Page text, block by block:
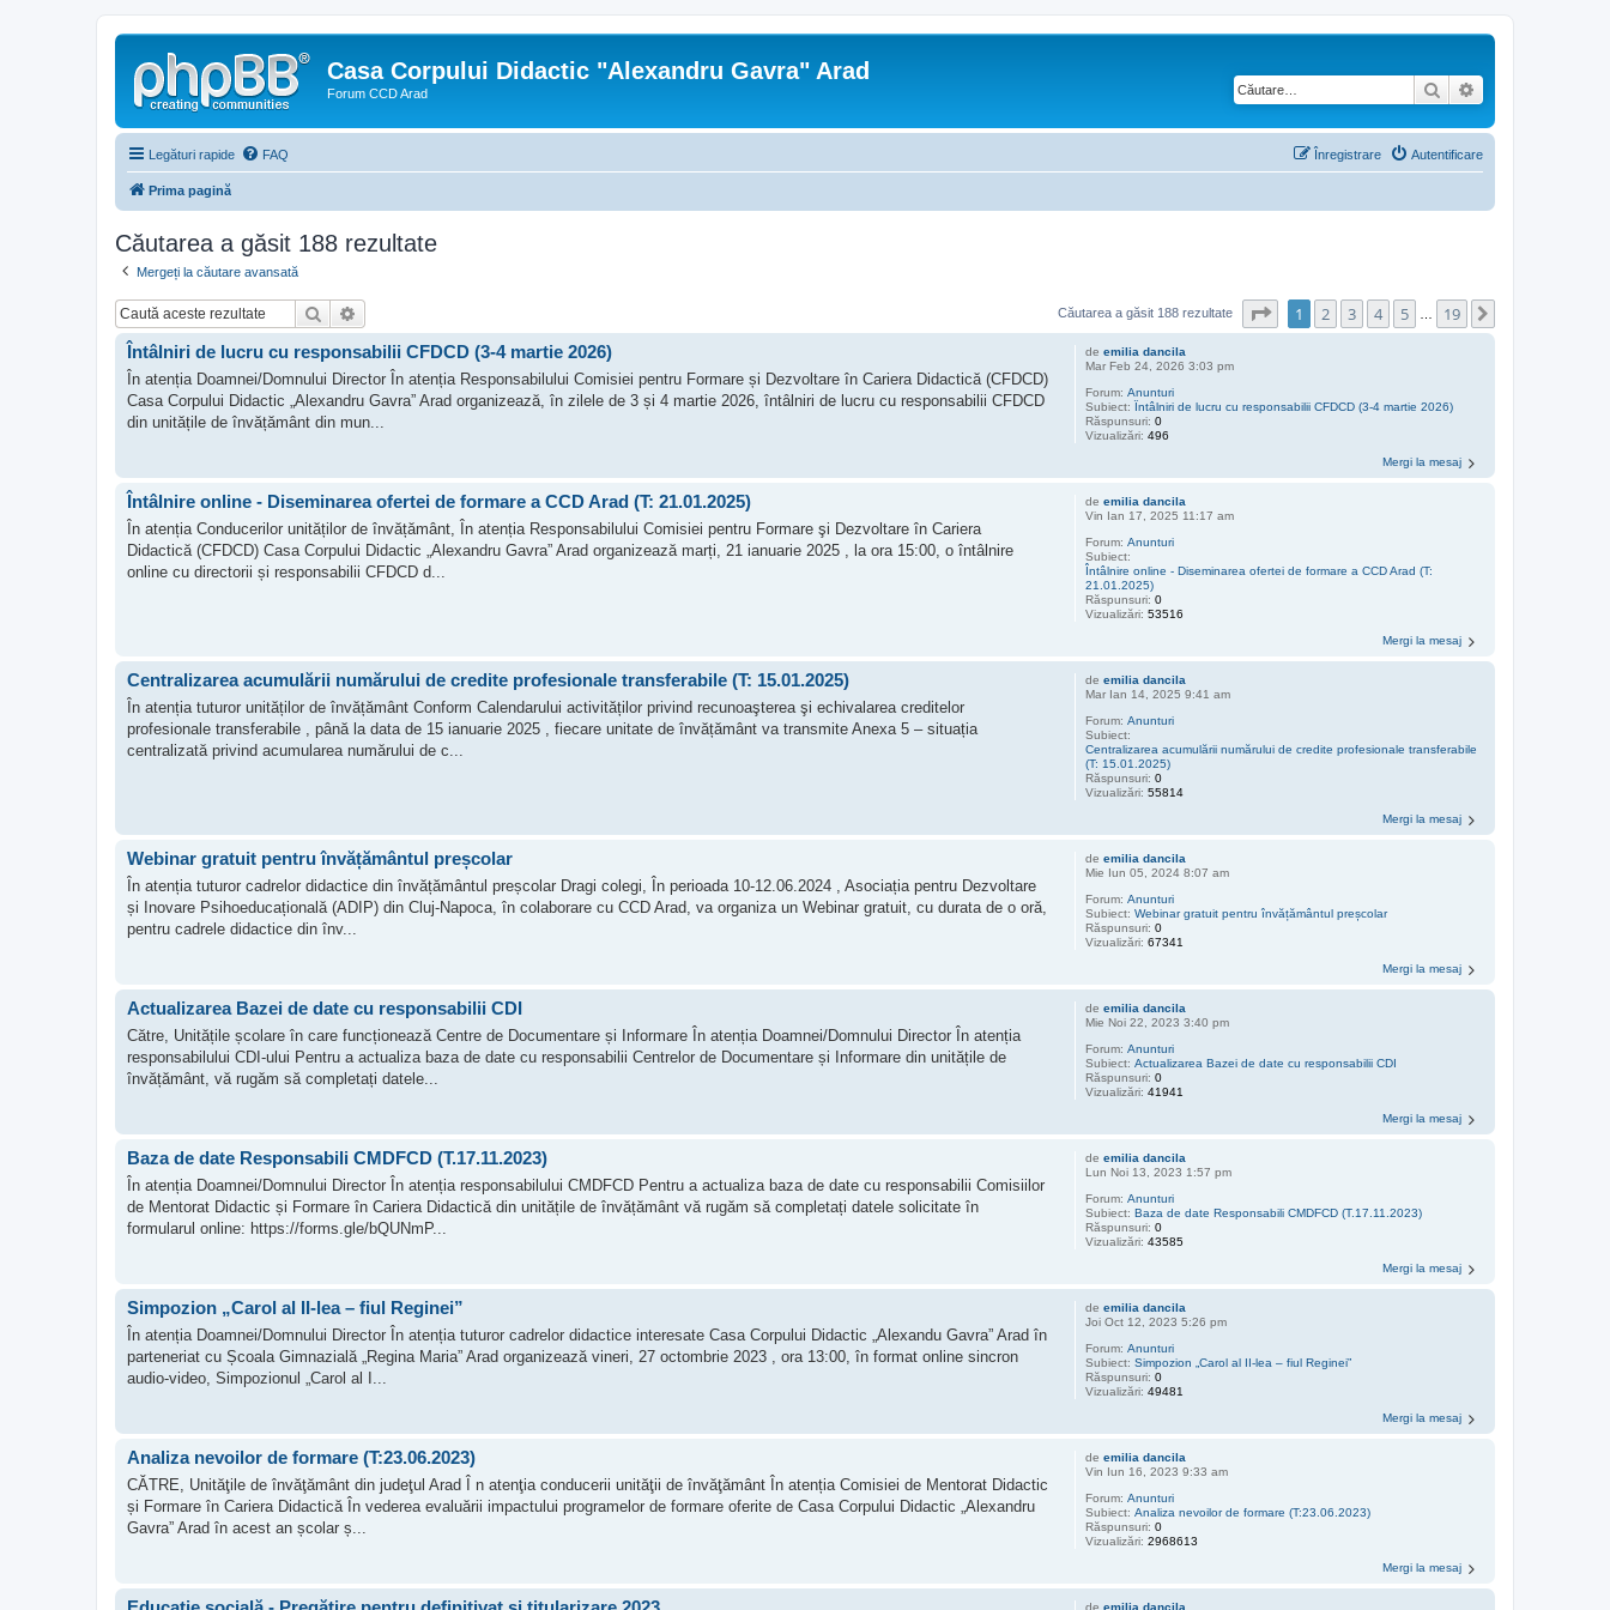
Casa Corpului Didactic "Alexandru Gavra" Arad
Forum CCD Arad Căutare
Legături rapide FAQ Autentificare
Înregistrare
Prima pagină
Căutarea a găsit 188 rezultate
Mergeți la căutare avansată
Căutare Căutarea a găsit 188 rezultate Pagina1 din 19
1 2 3 4 5 19
deemilia dancila
Mar Feb 24, 2026 3:03 pm
Forum:Anunturi
Subiect: Întâlniri de lucru cu responsabilii CFDCD (3-4 martie 2026)
Răspunsuri:0
Vizualizări:496
Întâlniri de lucru cu responsabilii CFDCD (3-4 martie 2026)
În atenția Doamnei/Domnului Director În atenția Responsabilului Comisiei pentru Formare și Dezvoltare în Cariera Didactică (CFDCD)
Casa Corpului Didactic „Alexandru Gavra” Arad organizează, în zilele de 3 și 4 martie 2026, întâlniri de lucru cu responsabilii CFDCD
din unitățile de învățământ din mun...
Mergi la mesaj
deemilia dancila
Vin Ian 17, 2025 11:17 am
Forum:Anunturi
Subiect:
Întâlnire online - Diseminarea ofertei de formare a CCD Arad (T:
21.01.2025)
Răspunsuri:0
Vizualizări:53516
Întâlnire online - Diseminarea ofertei de formare a CCD Arad (T: 21.01.2025)
În atenția Conducerilor unităților de învățământ, În atenția Responsabilului Comisiei pentru Formare şi Dezvoltare în Cariera
Didactică (CFDCD) Casa Corpului Didactic „Alexandru Gavra” Arad organizează marți, 21 ianuarie 2025 , la ora 15:00, o întâlnire
online cu directorii și responsabilii CFDCD d...
Mergi la mesaj
deemilia dancila
Mar Ian 14, 2025 9:41 am
Forum:Anunturi
Subiect:
Centralizarea acumulării numărului de credite profesionale transferabile
(T: 15.01.2025)
Răspunsuri:0
Vizualizări:55814
Centralizarea acumulării numărului de credite profesionale transferabile (T: 15.01.2025)
În atenția tuturor unităților de învățământ Conform Calendarului activităților privind recunoaşterea şi echivalarea creditelor
profesionale transferabile , până la data de 15 ianuarie 2025 , fiecare unitate de învățământ va transmite Anexa 5 – situația
centralizată privind acumularea numărului de c...
Mergi la mesaj
deemilia dancila
Mie Iun 05, 2024 8:07 am
Forum:Anunturi
Subiect:Webinar gratuit pentru învățământul preșcolar
Răspunsuri:0
Vizualizări:67341
Webinar gratuit pentru învățământul preșcolar
În atenția tuturor cadrelor didactice din învățământul preșcolar Dragi colegi, În perioada 10-12.06.2024 , Asociația pentru Dezvoltare
și Inovare Psihoeducațională (ADIP) din Cluj-Napoca, în colaborare cu CCD Arad, va organiza un Webinar gratuit, cu durata de o oră,
pentru cadrele didactice din înv...
Mergi la mesaj
deemilia dancila
Mie Noi 22, 2023 3:40 pm
Forum:Anunturi
Subiect:Actualizarea Bazei de date cu responsabilii CDI
Răspunsuri:0
Vizualizări:41941
Actualizarea Bazei de date cu responsabilii CDI
Către, Unitățile școlare în care funcționează Centre de Documentare și Informare În atenția Doamnei/Domnului Director În atenția
responsabilului CDI-ului Pentru a actualiza baza de date cu responsabilii Centrelor de Documentare și Informare din unitățile de
învățământ, vă rugăm să completați datele...
Mergi la mesaj
deemilia dancila
Lun Noi 13, 2023 1:57 pm
Forum:Anunturi
Subiect:Baza de date Responsabili CMDFCD (T.17.11.2023)
Răspunsuri:0
Vizualizări:43585
Baza de date Responsabili CMDFCD (T.17.11.2023)
În atenția Doamnei/Domnului Director În atenția responsabilului CMDFCD Pentru a actualiza baza de date cu responsabilii Comisiilor
de Mentorat Didactic și Formare în Cariera Didactică din unitățile de învățământ vă rugăm să completați datele solicitate în
formularul online: https://forms.gle/bQUNmP...
Mergi la mesaj
deemilia dancila
Joi Oct 12, 2023 5:26 pm
Forum:Anunturi
Subiect:Simpozion „Carol al II-lea – fiul Reginei”
Răspunsuri:0
Vizualizări:49481
Simpozion „Carol al II-lea – fiul Reginei”
În atenția Doamnei/Domnului Director În atenția tuturor cadrelor didactice interesate Casa Corpului Didactic „Alexandu Gavra” Arad în
parteneriat cu Școala Gimnazială „Regina Maria” Arad organizează vineri, 27 octombrie 2023 , ora 13:00, în format online sincron
audio-video, Simpozionul „Carol al I...
Mergi la mesaj
deemilia dancila
Vin Iun 16, 2023 9:33 am
Forum:Anunturi
Subiect:Analiza nevoilor de formare (T:23.06.2023)
Răspunsuri:0
Vizualizări:2968613
Analiza nevoilor de formare (T:23.06.2023)
CĂTRE, Unităţile de învăţământ din judeţul Arad Î n atenţia conducerii unităţii de învăţământ În atenția Comisiei de Mentorat Didactic
și Formare în Cariera Didactică În vederea evaluării impactului programelor de formare oferite de Casa Corpului Didactic „Alexandru
Gavra” Arad în acest an școlar ș...
Mergi la mesaj
deemilia dancila